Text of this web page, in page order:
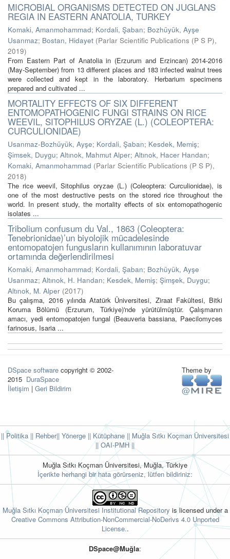
MICROBIAL ORGANISMS DETECTED ON JUGLANS
REGIA IN EASTERN ANATOLIA, TURKEY
Komaki, Amanmohammad; Kordali, Şaban; Bozhüyük, Ayşe
Usanmaz; Bostan, Hidayet (Parlar Scientific Publications (P S P),
2019)
From Eastern Part of Anatolia in (Erzurum and Erzincan) 2014-2016
(May-September) from 13 different places and 183 infected walnut trees
were collected and kept in the laboratory. Herbarium specimens
prepared and cultivated ...
MORTALITY EFFECTS OF SIX DIFFERENT
ENTOMOPATHOGENIC FUNGI STRAINS ON RICE
WEEVIL, SITOPHILUS ORYZAE (L.) (COLEOPTERA:
CURCULIONIDAE)
Usanmaz-Bozhüyük, Ayşe; Kordali, Şaban; Kesdek, Memiş;
Şimsek, Duygu; Altınok, Mahmut Alper; Altınok, Hacer Handan;
Komaki, Amanmohammad (Parlar Scientific Publications (P S P),
2018)
The rice weevil, Sitophilus oryzae (L.) (Coleoptera: Curculionidae), is
one of the most destructive pests on the stored rice throughout the
world. In present study, the mortality effects of six entomopathogenic
isolates ...
Tribolium confusum du Val., 1863 (Coleoptera:
Tenebrionidae)’un biyolojik mücadelesinde
entomopatojen fungusların kullanımının laboratuvar
ortamında değerlendirilmesi
Komaki, Amanmohammad; Kordali, Şaban; Bozhüyük, Ayşe
Usanmaz; Altınok, H. Handan; Kesdek, Memiş; Şimşek, Duygu;
Altınok, M. Alper (2017)
Bu çalışma, 2016 yılında Atatürk Üniversitesi, Ziraat Fakültesi, Bitki
Koruma Bölümü (Erzurum, Türkiye)'nde yürütülmüştür. Çalışmanın
amacı, yedi entomopatojen fungal (Beauveria bassiana, Paecilomyces
farinosus, Isaria ...
DSpace software copyright © 2002-
2015 DuraSpace
İletişim | Geri Bildirim
Theme by
|| Politika || Rehber|| Yönerge || Kütüphane || Muğla Sıtkı Koçman Üniversitesi
|| OAI-PMH ||
Muğla Sıtkı Koçman Üniversitesi, Muğla, Türkiye
İçerikte herhangi bir hata görürseniz, lütfen bildiriniz:
Muğla Sıtkı Koçman Üniversitesi Institutional Repository is licensed under a
Creative Commons Attribution-NonCommercial-NoDerivs 4.0 Unported
License..
DSpace@Muğla: